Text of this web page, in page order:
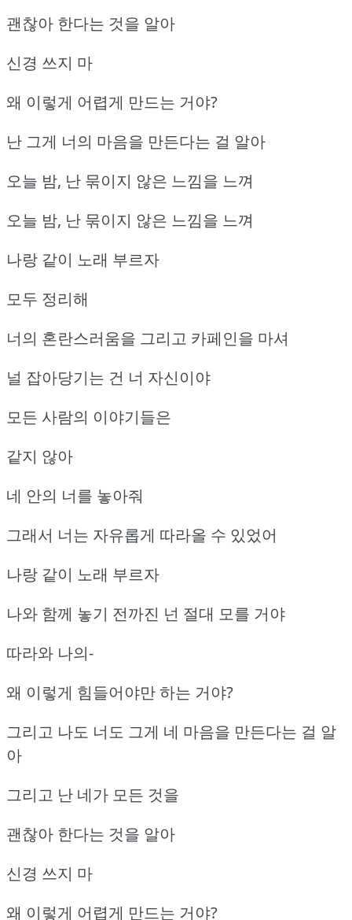
괜찮아 한다는 것을 알아
신경 쓰지 마
왜 이렇게 어렵게 만드는 거야?
난 그게 너의 마음을 만든다는 걸 알아
오늘 밤, 난 묶이지 않은 느낌을 느껴
오늘 밤, 난 묶이지 않은 느낌을 느껴
나랑 같이 노래 부르자
모두 정리해
너의 혼란스러움을 그리고 카페인을 마셔
널 잡아당기는 건 너 자신이야
모든 사람의 이야기들은
같지 않아
네 안의 너를 놓아줘
그래서 너는 자유롭게 따라올 수 있었어
나랑 같이 노래 부르자
나와 함께 놓기 전까진 넌 절대 모를 거야
따라와 나의-
왜 이렇게 힘들어야만 하는 거야?
그리고 나도 너도 그게 네 마음을 만든다는 걸 알
아
그리고 난 네가 모든 것을
괜찮아 한다는 것을 알아
신경 쓰지 마
왜 이렇게 어렵게 만드는 거야?